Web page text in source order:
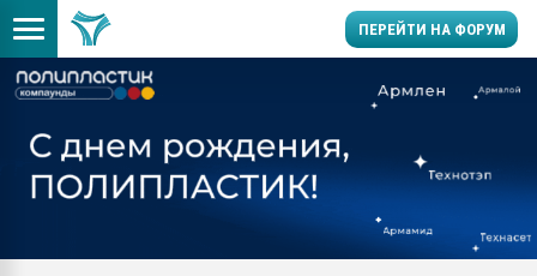
ПЕРЕЙТИ НА ФОРУМ
Вакуум-формовочные
28.07.2026